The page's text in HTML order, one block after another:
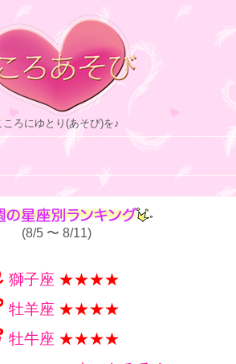
ころにゆとり(あそび)を♪
(8/5 〜 8/11)
獅子座 ★★★★
牡羊座 ★★★★
牡牛座 ★★★★